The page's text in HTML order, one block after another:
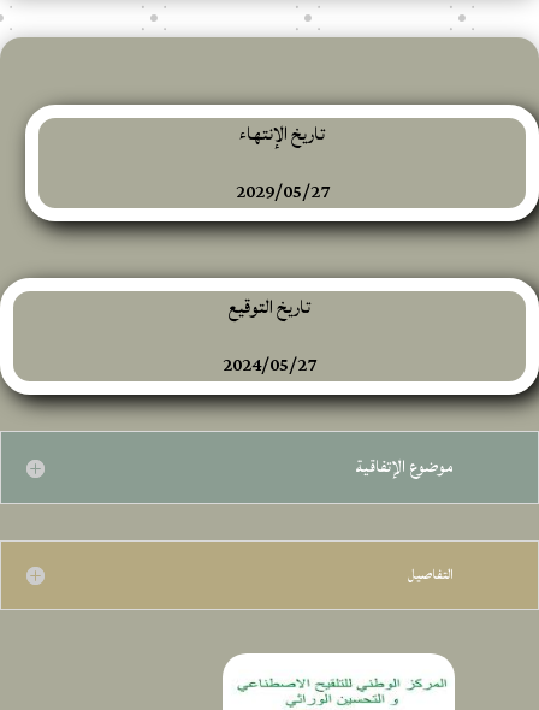
تاريخ الإنتهاء
2029/05/27
تاريخ التوقيع
2024/05/27
موضوع الإتفاقية
التفاصيل